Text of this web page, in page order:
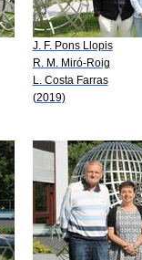
J. F. Pons Llopis
R. M. Miró-Roig
L. Costa Farras
(2019)